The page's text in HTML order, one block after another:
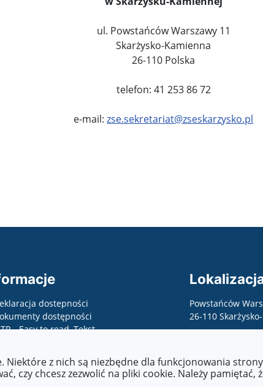
ul. Powstańców Warszawy 11
Skarżysko-Kamienna
26-110 Polska
telefon: 41 253 86 72
e-mail:zse.sekretariat@zseskarzysko.pl
dostepności
dostępności
- Easy to read, Tekst
o zapewnienie
etc.)
Powstańców
26-110
z nich są niezbędne dla funkcjonowania
czy chcesz zezwolić na pliki cookie. Należy